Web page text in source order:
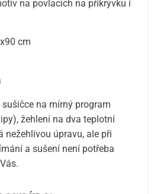
na povlacích na přikrývku i
cm
sušičce na mírný program
žehlení na dva teplotní
nežehlivou úpravu, ale při
a sušení není potřeba